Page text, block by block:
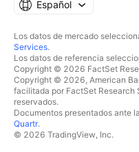
Español
Los datos de mercado
Services.
Los datos de referencia
Copyright © 2026 FactSet
Copyright © 2026, American
facilitada por FactSet Research
reservados.
Documentos presentados ante
Quartr.
© 2026 TradingView, Inc.